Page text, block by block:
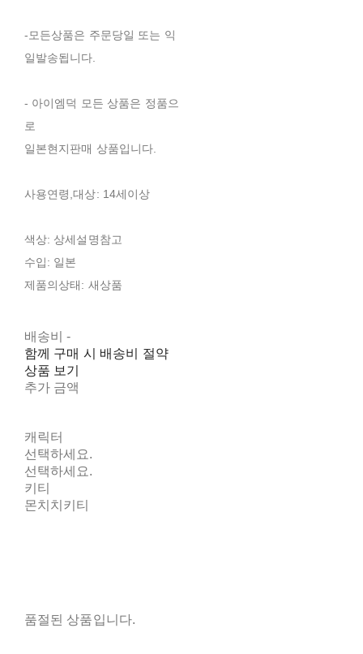
-모든상품은 주문당일 또는 익
일발송됩니다.
- 아이엠덕 모든 상품은 정품으
로
일본현지판매 상품입니다.
사용연령,대상: 14세이상
색상: 상세설명참고
수입: 일본
제품의상태: 새상품
배송비-
함께 구매 시 배송비 절약
상품 보기
추가 금액
캐릭터
선택하세요.
선택하세요.
키티
몬치치키티
품절된 상품입니다.